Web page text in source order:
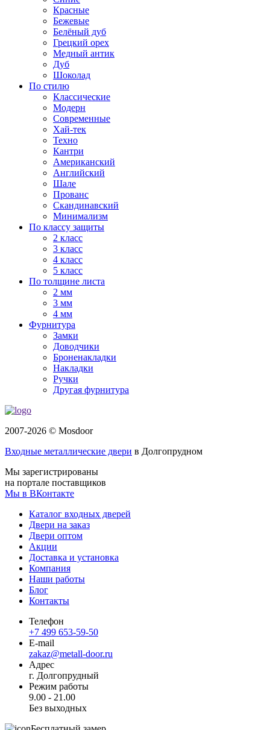
Красные
Бежевые
Белёный дуб
Грецкий орех
Медный антик
Дуб
Шоколад
По стилю
Классические
Модерн
Современные
Хай-тек
Техно
Кантри
Американский
Английский
Шале
Прованс
Скандинавский
Минимализм
По классу защиты
2 класс
3 класс
4 класс
5 класс
По толщине листа
2 мм
3 мм
4 мм
Фурнитура
Замки
Доводчики
Броненакладки
Накладки
Ручки
Другая фурнитура
2007-2026 © Mosdoor
Входные металлические двери в Долгопрудном
Мы зарегистрированы
на портале поставщиков
Мы в ВКонтакте
Каталог входных дверей
Двери на заказ
Двери оптом
Акции
Доставка и установка
Компания
Наши работы
Блог
Контакты
Телефон
+7 499 653-59-50
E-mail
zakaz@metall-door.ru
Адрес
г. Долгопрудный
Режим работы
9.00 - 21.00
Без выходных